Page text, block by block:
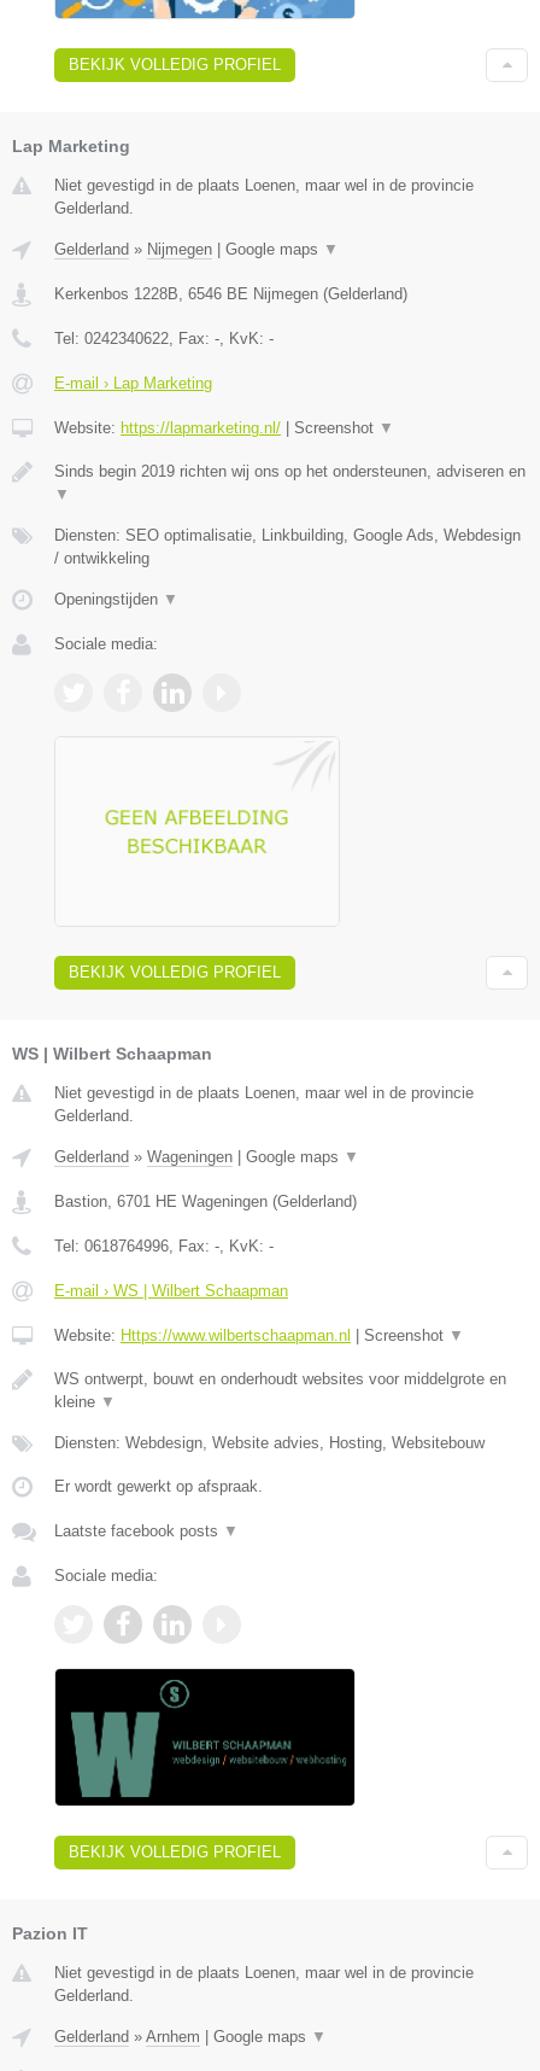
BEKIJK VOLLEDIG PROFIEL
Lap Marketing
Niet gevestigd in de plaats Loenen, maar wel in de provincie
Gelderland.
Gelderland » Nijmegen | Google maps ▼
Kerkenbos 1228B 6546 BE Nijmegen (Gelderland)
Tel: 0242340622 , Fax: - , KvK: -
E-mail › Lap Marketing
Website: https://lapmarketing.nl/ | Screenshot ▼
Sinds begin 2019 richten wij ons op het ondersteunen, adviseren en
▼
Diensten: SEO optimalisatie, Linkbuilding, Google Ads, Webdesign
/ ontwikkeling
Openingstijden ▼
Sociale media:
BEKIJK VOLLEDIG PROFIEL
WS | Wilbert Schaapman
Niet gevestigd in de plaats Loenen, maar wel in de provincie
Gelderland.
Gelderland » Wageningen Google maps ▼
Bastion, 6701 HE Wageningen (Gelderland)
Tel: 0618764996, Fax: -, KvK: -
E-mail › WS | Wilbert Schaapman
Website: Https://www.wilbertschaapman.nl Screenshot ▼
WS ontwerpt, bouwt en onderhoudt websites voor middelgrote en
kleine ▼
Diensten: Webdesign, Website advies, Hosting, Websitebouw
Er wordt gewerkt op afspraak.
Laatste facebook posts ▼
Sociale media:
BEKIJK VOLLEDIG PROFIEL
Pazion IT
Niet gevestigd in de plaats Loenen, maar wel in de provincie
Gelderland.
Gelderland » Arnhem Google maps ▼